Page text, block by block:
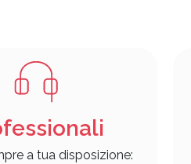
a tua disposizione: